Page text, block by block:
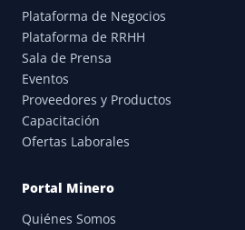
Plataforma de Negocios
Plataforma de RRHH
Sala de Prensa
Eventos
Proveedores y Productos
Capacitación
Ofertas Laborales
Portal Minero
Quiénes Somos